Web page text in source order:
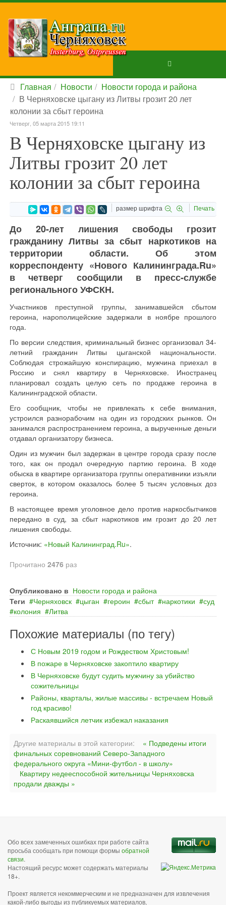
Главная Новости
Новости города и района
В Черняховске цыгану из Литвы грозит 20 лет
колонии за сбыт героина
Четверг, 05 марта 2015 19:11
В Черняховске цыгану из
Литвы грозит 20 лет
колонии за сбыт героина
размер шрифта Печать
До 20-лет лишения свободы грозит
гражданину Литвы за сбыт наркотиков на
территории области. Об этом
корреспонденту «Нового Калининграда.Ru»
в четверг сообщили в пресс-службе
регионального УФСКН.
Участников преступной группы, занимавшейся сбытом
героина, нарополицейские задержали в ноябре прошлого
года.
По версии следствия, криминальный бизнес организовал 34-
летний гражданин Литвы цыганской национальности.
Соблюдая строжайшую конспирацию, мужчина приехал в
Россию и снял квартиру в Черняховске. Иностранец
планировал создать целую сеть по продаже героина в
Калининградской области.
Его сообщник, чтобы не привлекать к себе внимания,
устроился разнорабочим на один из городских рынков. Он
занимался распространением героина, а вырученные деньги
отдавал организатору бизнеса.
Один из мужчин был задержан в центре города сразу после
того, как он продал очередную партию героина. В ходе
обыска в квартире организатора группы оперативники изъяли
сверток, в котором оказалось более 5 тысяч условных доз
героина.
В настоящее время уголовное дело против наркосбытчиков
передано в суд, за сбыт наркотиков им грозит до 20 лет
лишения свободы.
Источник: «Новый Калининград.Ru».
Прочитано 2476 раз
Опубликовано в Новости города и района
Теги
Черняховск цыган героин сбыт наркотики
суд
колония
Литва
Похожие материалы (по тегу)
С Новым 2019 годом и Рождеством Христовым!
В пожаре в Черняховске закоптило квартиру
В Черняховске будут судить мужчину за убийство
сожительницы
Районы, кварталы, жилые массивы - встречаем Новый
год красиво!
Раскаявшийся летчик избежал наказания
Другие материалы в этой категории:
« Подведены итоги
финальных соревнований Северо-Западного
федерального округа «Мини-футбол - в школу»
Квартиру недееспособной жительницы Черняховска
продали дважды »
Обо всех замеченных ошибках при работе сайта
просьба сообщать при помощи формы обратной
связи.
Настоящий ресурс может содержать материалы
18+.
Проект является некоммерческим и не предназначен для извлечения
какой-либо выгоды из публикуемых материалов,